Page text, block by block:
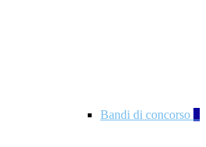
Bandi di concorso 2